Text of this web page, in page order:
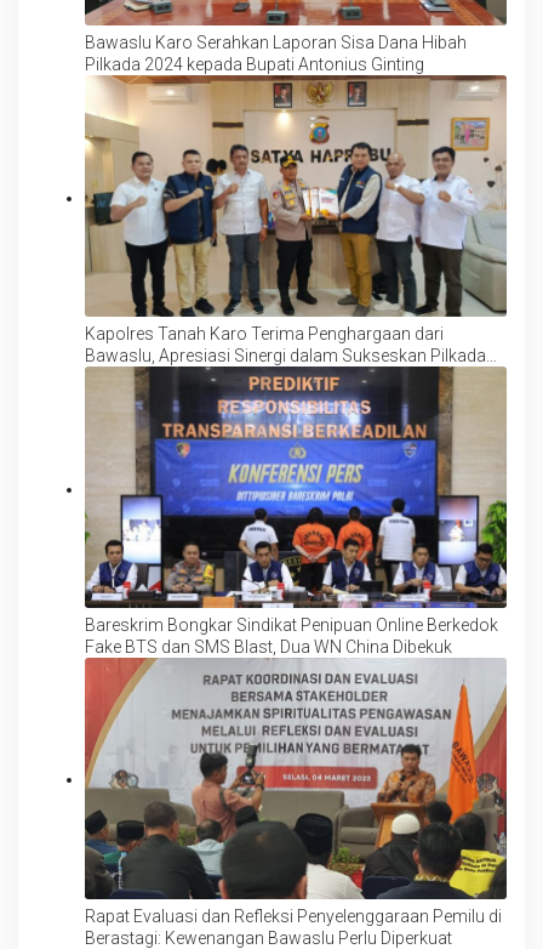
Bawaslu Karo Serahkan Laporan Sisa Dana Hibah
Pilkada 2024 kepada Bupati Antonius Ginting
Kapolres Tanah Karo Terima Penghargaan dari
Bawaslu, Apresiasi Sinergi dalam Sukseskan Pilkada
Bareskrim Bongkar Sindikat Penipuan Online Berkedok
Fake BTS dan SMS Blast, Dua WN China Dibekuk
Rapat Evaluasi dan Refleksi Penyelenggaraan Pemilu di
Berastagi: Kewenangan Bawaslu Perlu Diperkuat